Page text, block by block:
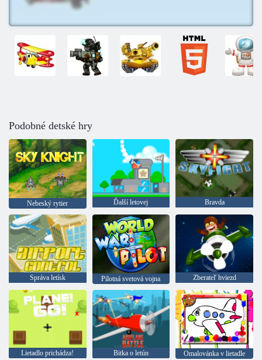
Podobné detské hry
Nebeský rytier Ďalší letovej Bravda
Správa letísk Pilotná svetová vojna Zberateľ hviezd
Lietadlo prichádza! Bitka o letún Omalovánka v lietadle